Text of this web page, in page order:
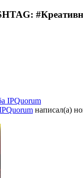
написал(а)